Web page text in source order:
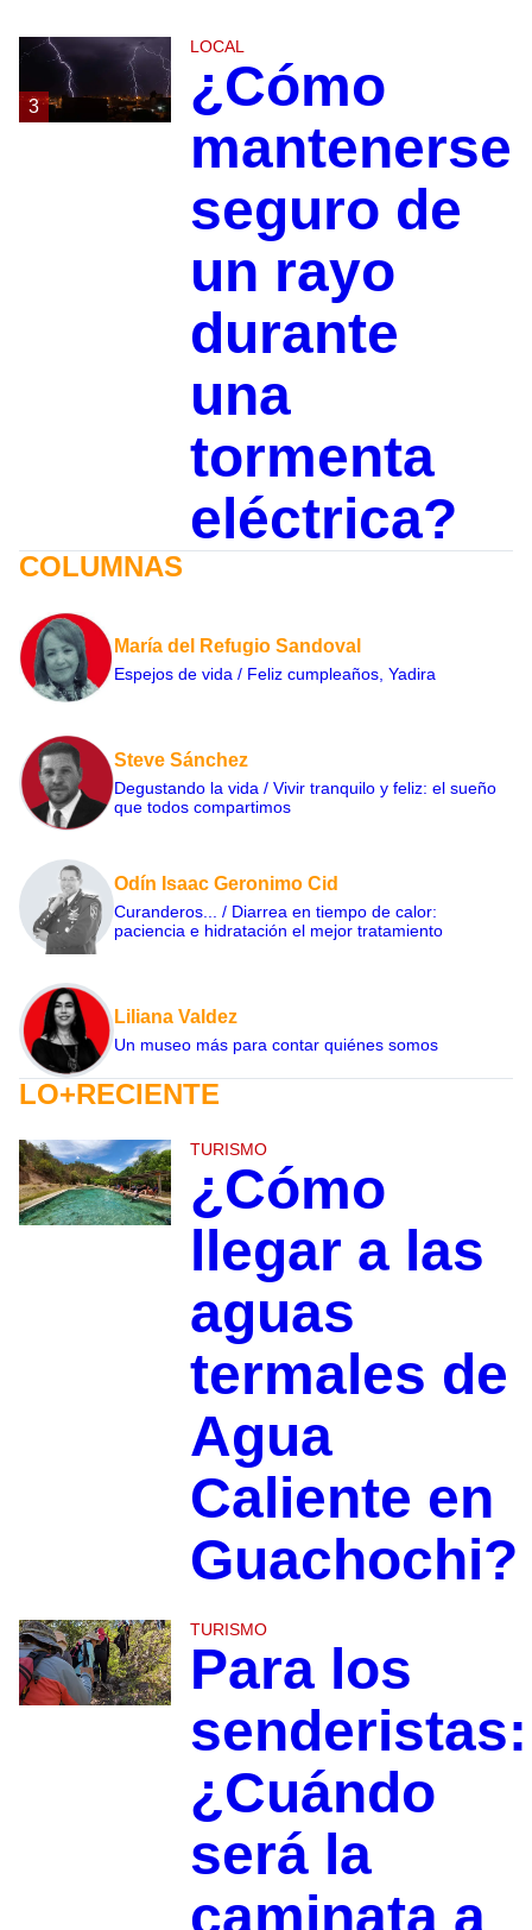
3
LOCAL
¿Cómo
mantenerse
seguro de
un rayo
durante
una
tormenta
eléctrica?
COLUMNAS
María del Refugio Sandoval
Espejos de vida / Feliz cumpleaños, Yadira
Steve Sánchez
Degustando la vida / Vivir tranquilo y feliz: el sueño
que todos compartimos
Odín Isaac Geronimo Cid
Curanderos... / Diarrea en tiempo de calor:
paciencia e hidratación el mejor tratamiento
Liliana Valdez
Un museo más para contar quiénes somos
LO+RECIENTE
TURISMO
¿Cómo
llegar a las
aguas
termales de
Agua
Caliente en
Guachochi?
TURISMO
Para los
senderistas:
¿Cuándo
será la
caminata a